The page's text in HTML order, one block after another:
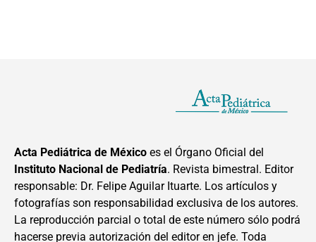
Acta Pediátrica de México es el Órgano Oficial del
Instituto Nacional de Pediatría. Revista bimestral. Editor
responsable: Dr. Felipe Aguilar Ituarte. Los artículos y
fotografías son responsabilidad exclusiva de los autores.
La reproducción parcial o total de este número sólo podrá
hacerse previa autorización del editor en jefe. Toda